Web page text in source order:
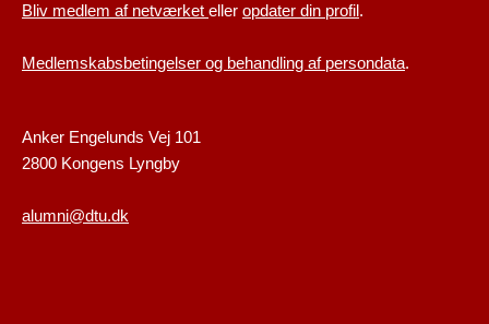
Bliv medlem af netværket eller opdater din profil.
Medlemskabsbetingelser og behandling af persondata.
Anker Engelunds Vej 101
2800 Kongens Lyngby
alumni@dtu.dk